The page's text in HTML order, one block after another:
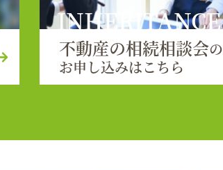
INHERITANCE
不動産の相続相談会の
お申し込みはこちら